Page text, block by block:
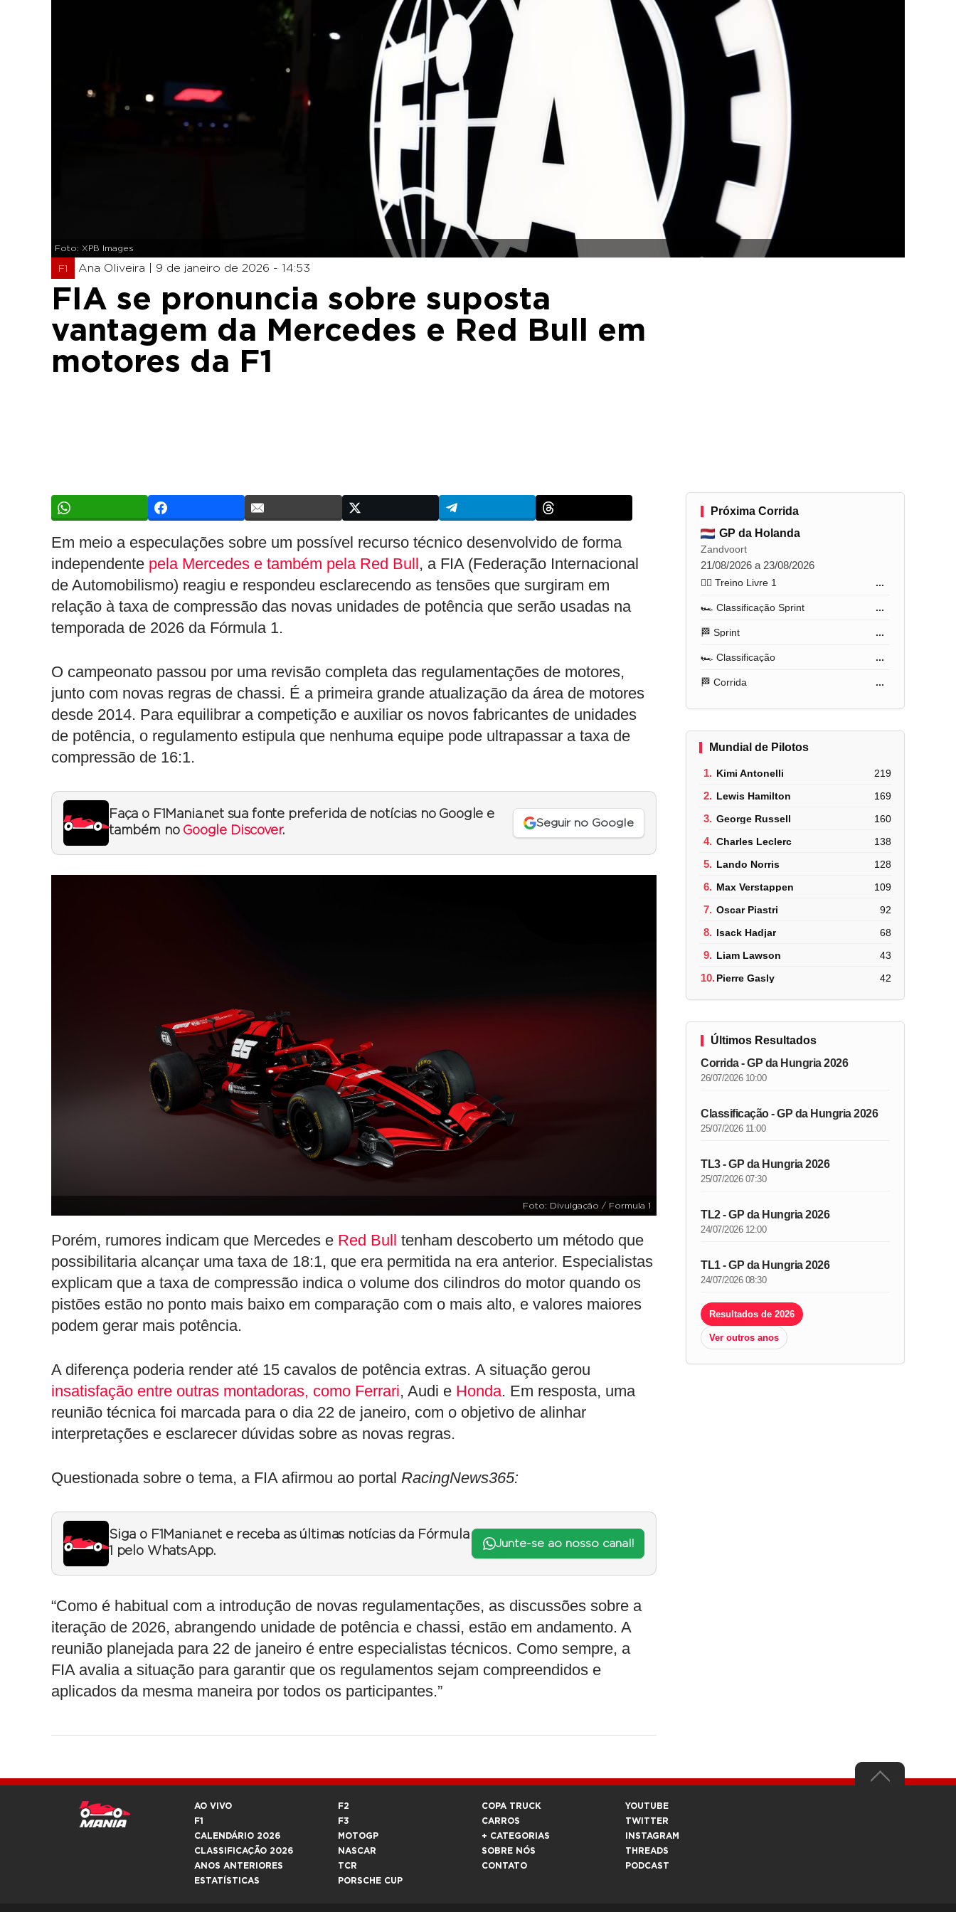
Foto: XPB Images
F1 Ana Oliveira | 9 de janeiro de 2026 - 14:53
FIA se pronuncia sobre suposta
vantagem da Mercedes e Red Bull em
motores da F1
Em meio a especulações sobre um possível recurso técnico desenvolvido de forma
independente pela Mercedes e também pela Red Bull, a FIA (Federação Internacional
de Automobilismo) reagiu e respondeu esclarecendo as tensões que surgiram em
relação à taxa de compressão das novas unidades de potência que serão usadas na
temporada de 2026 da Fórmula 1.
O campeonato passou por uma revisão completa das regulamentações de motores,
junto com novas regras de chassi. É a primeira grande atualização da área de motores
desde 2014. Para equilibrar a competição e auxiliar os novos fabricantes de unidades
de potência, o regulamento estipula que nenhuma equipe pode ultrapassar a taxa de
compressão de 16:1.
Faça o F1Mania.net sua fonte preferida de notícias no Google e
também no Google Discover.
Seguir no Google
Foto: Divulgação / Formula 1
Porém, rumores indicam que Mercedes e Red Bull tenham descoberto um método que
possibilitaria alcançar uma taxa de 18:1, que era permitida na era anterior. Especialistas
explicam que a taxa de compressão indica o volume dos cilindros do motor quando os
pistões estão no ponto mais baixo em comparação com o mais alto, e valores maiores
podem gerar mais potência.
A diferença poderia render até 15 cavalos de potência extras. A situação gerou
insatisfação entre outras montadoras, como Ferrari, Audi e Honda. Em resposta, uma
reunião técnica foi marcada para o dia 22 de janeiro, com o objetivo de alinhar
interpretações e esclarecer dúvidas sobre as novas regras.
Questionada sobre o tema, a FIA afirmou ao portal RacingNews365:
Siga o F1Mania.net e receba as últimas notícias da Fórmula
1 pelo WhatsApp.
Junte-se ao nosso canal!
“Como é habitual com a introdução de novas regulamentações, as discussões sobre a
iteração de 2026, abrangendo unidade de potência e chassi, estão em andamento. A
reunião planejada para 22 de janeiro é entre especialistas técnicos. Como sempre, a
FIA avalia a situação para garantir que os regulamentos sejam compreendidos e
aplicados da mesma maneira por todos os participantes.”
Próxima Corrida
GP da Holanda
Zandvoort
21/08/2026 a 23/08/2026
🏋️‍♂️ Treino Livre 1 ...
🏎️ Classificação Sprint ...
🏁 Sprint ...
🏎️ Classificação ...
🏁 Corrida ...
Mundial de Pilotos
1. Kimi Antonelli 219
2. Lewis Hamilton 169
3. George Russell 160
4. Charles Leclerc 138
5. Lando Norris 128
6. Max Verstappen 109
7. Oscar Piastri 92
8. Isack Hadjar 68
9. Liam Lawson 43
10.Pierre Gasly 42
Últimos Resultados
Corrida - GP da Hungria 2026
26/07/2026 10:00
Classificação - GP da Hungria 2026
25/07/2026 11:00
TL3 - GP da Hungria 2026
25/07/2026 07:30
TL2 - GP da Hungria 2026
24/07/2026 12:00
TL1 - GP da Hungria 2026
24/07/2026 08:30
Resultados de 2026
Ver outros anos
AO VIVO
F1
CALENDÁRIO 2026
CLASSIFICAÇÃO 2026
ANOS ANTERIORES
ESTATÍSTICAS
F2
F3
MOTOGP
NASCAR
TCR
PORSCHE CUP
COPA TRUCK
CARROS
+ CATEGORIAS
SOBRE NÓS
CONTATO
YOUTUBE
TWITTER
INSTAGRAM
THREADS
PODCAST